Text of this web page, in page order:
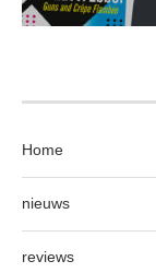
Home
nieuws
reviews